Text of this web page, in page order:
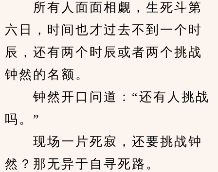
所有人面面相觑，生死斗第
六日，时间也才过去不到一个时
辰，还有两个时辰或者两个挑战
钟然的名额。
钟然开口问道：“还有人挑战
吗。”
现场一片死寂，还要挑战钟
然？那无异于自寻死路。